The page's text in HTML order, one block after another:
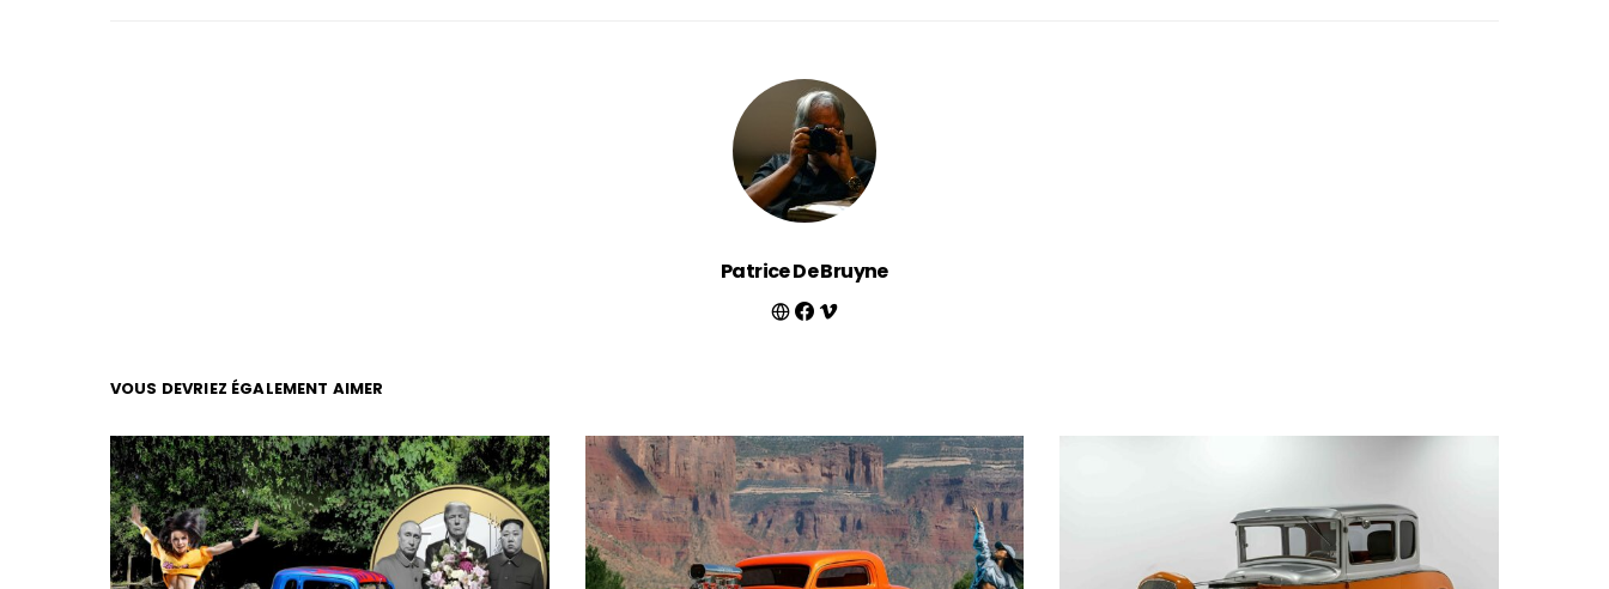
Patrice De Bruyne
VOUS DEVRIEZ ÉGALEMENT AIMER